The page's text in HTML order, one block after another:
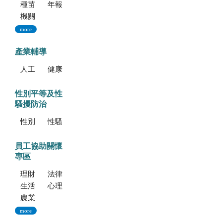
種苗科技專訊
年報
機關誌
more
產業輔導
人工培植拖鞋蘭 健康種苗驗證
性別平等及性
騷擾防治
性別平等專區 性騷擾防治專區
員工協助關懷
專區
理財資源
法律資源
生活健康資源
心理資源
農業部特約員工協助方案諮詢服務
more